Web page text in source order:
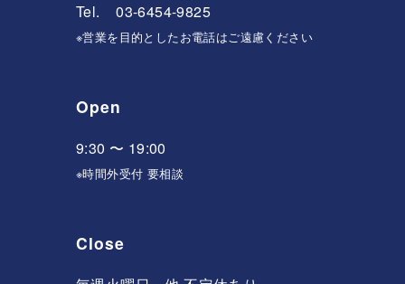
Tel. 03-6454-9825
※営業を目的としたお電話はご遠慮ください
Open
9:30 〜 19:00
※時間外受付 要相談
Close